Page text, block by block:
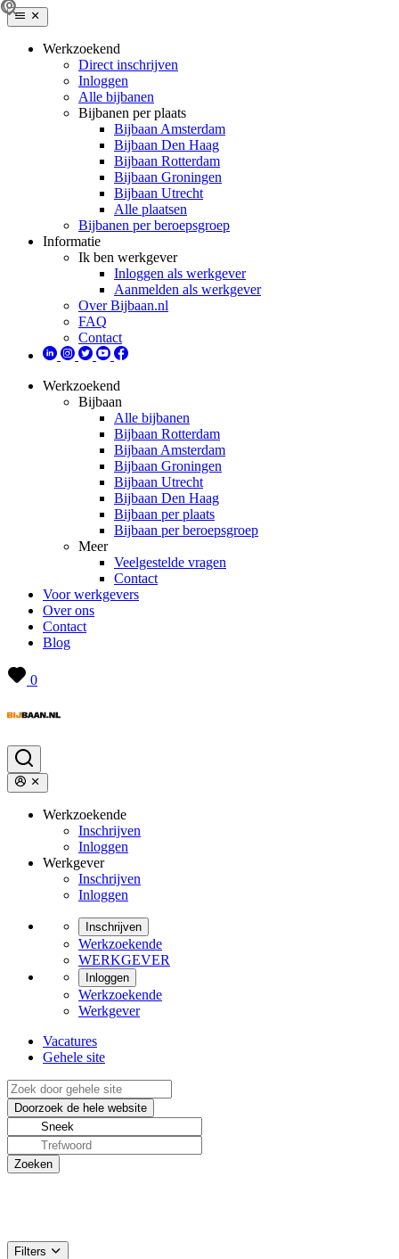
Werkzoekend
Direct inschrijven
Inloggen
Alle bijbanen
Bijbanen per plaats
Bijbaan Amsterdam
Bijbaan Den Haag
Bijbaan Rotterdam
Bijbaan Groningen
Bijbaan Utrecht
Alle plaatsen
Bijbanen per beroepsgroep
Informatie
Ik ben werkgever
Inloggen als werkgever
Aanmelden als werkgever
Over Bijbaan.nl
FAQ
Contact
Werkzoekend
Bijbaan
Alle bijbanen
Bijbaan Rotterdam
Bijbaan Amsterdam
Bijbaan Groningen
Bijbaan Utrecht
Bijbaan Den Haag
Bijbaan per plaats
Bijbaan per beroepsgroep
Meer
Veelgestelde vragen
Contact
Voor werkgevers
Over ons
Contact
Blog
0
Werkzoekende
Inschrijven
Inloggen
Werkgever
Inschrijven
Inloggen
Inschrijven
Werkzoekende
WERKGEVER
Inloggen
Werkzoekende
Werkgever
Vacatures
Gehele site
Filters